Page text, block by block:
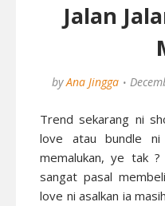
Jalan
by Ana Jingga
Trend sekarang ni
love atau bundle ni
memalukan, ye tak
sangat pasal
love ni asalkan ia